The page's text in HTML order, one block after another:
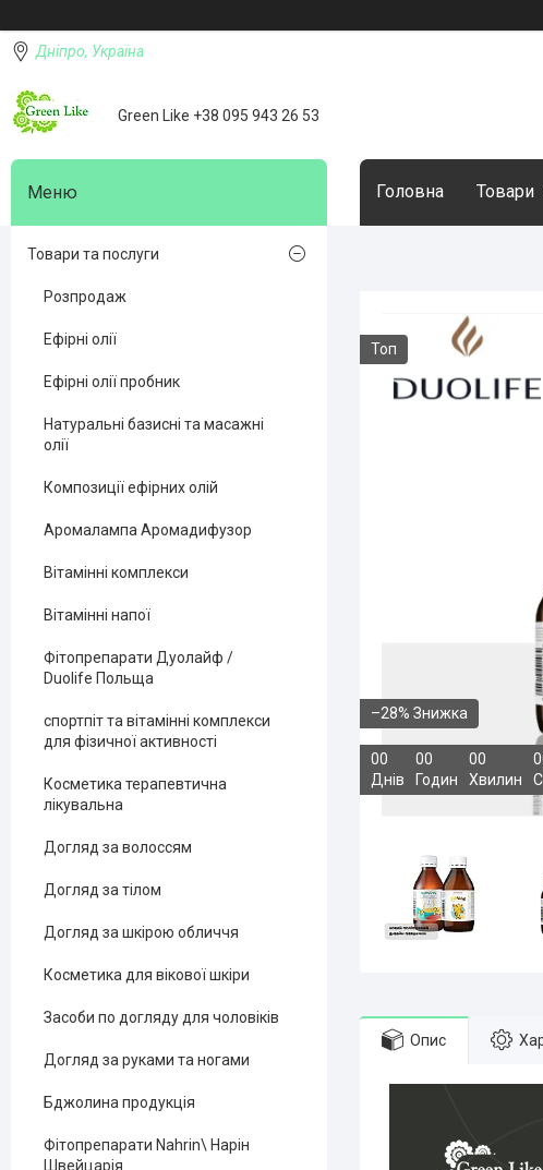
Дніпро, Україна
Green Like +38 095 943 26 53
Головна Товари
Топ
–28%
00
Днів
00
Годин
00
Хвилин
0
Опис
Товари та послуги
Розпродаж
Ефірні олії
Ефірні олії пробник
Натуральні базисні та масажні
олії
Композиції ефірних олій
Аромалампа Аромадифузор
Вітамінні комплекси
Вітамінні напої
Фітопрепарати Дуолайф /
Duolife Польща
спортпіт та вітамінні комплекси
для фізичної активності
Косметика терапевтична
лікувальна
Догляд за волоссям
Догляд за тілом
Догляд за шкірою обличчя
Косметика для вікової шкіри
Засоби по догляду для чоловіків
Догляд за руками та ногами
Бджолина продукція
Фітопрепарати Nahrin\ Нарін
Швейцарія